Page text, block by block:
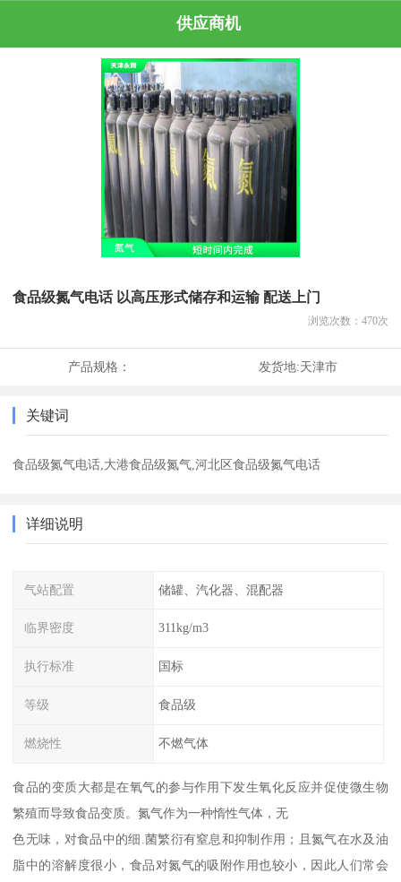
供应商机
食品级氮气电话 以高压形式储存和运输 配送上门
浏览次数： 470次
产品规格： 发货地:天津市
关键词
食品级氮气电话,大港食品级氮气,河北区食品级氮气电话
详细说明
气站配置 储罐、汽化器、混配器
临界密度 311kg/m3
执行标准 国标
等级 食品级
燃烧性 不燃气体
食品的变质大都是在氧气的参与作用下发生氧化反应并促使微生物
繁殖而导致食品变质。氮气作为一种惰性气体，无
色无味，对食品中的细.菌繁衍有窒息和抑制作用；且氮气在水及油
脂中的溶解度很小，食品对氮气的吸附作用也较小，因此人们常会